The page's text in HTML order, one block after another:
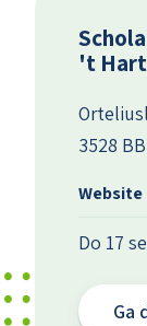
't Hart
3528
Website
Do 17
Ga